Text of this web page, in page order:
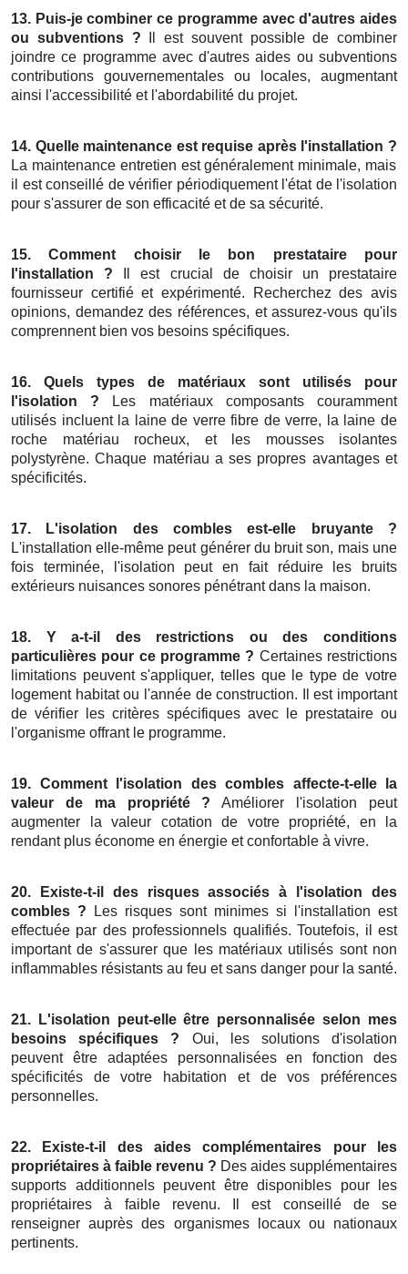
13. Puis-je combiner ce programme avec d'autres aides
ou subventions ? Il est souvent possible de combiner
joindre ce programme avec d'autres aides ou subventions
contributions gouvernementales ou locales, augmentant
ainsi l'accessibilité et l'abordabilité du projet.
14. Quelle maintenance est requise après l'installation ?
La maintenance entretien est généralement minimale, mais
il est conseillé de vérifier périodiquement l'état de l'isolation
pour s'assurer de son efficacité et de sa sécurité.
15. Comment choisir le bon prestataire pour
l'installation ? Il est crucial de choisir un prestataire
fournisseur certifié et expérimenté. Recherchez des avis
opinions, demandez des références, et assurez-vous qu'ils
comprennent bien vos besoins spécifiques.
16. Quels types de matériaux sont utilisés pour
l'isolation ? Les matériaux composants couramment
utilisés incluent la laine de verre fibre de verre, la laine de
roche matériau rocheux, et les mousses isolantes
polystyrène. Chaque matériau a ses propres avantages et
spécificités.
17. L'isolation des combles est-elle bruyante ?
L'installation elle-même peut générer du bruit son, mais une
fois terminée, l'isolation peut en fait réduire les bruits
extérieurs nuisances sonores pénétrant dans la maison.
18. Y a-t-il des restrictions ou des conditions
particulières pour ce programme ? Certaines restrictions
limitations peuvent s'appliquer, telles que le type de votre
logement habitat ou l'année de construction. Il est important
de vérifier les critères spécifiques avec le prestataire ou
l'organisme offrant le programme.
19. Comment l'isolation des combles affecte-t-elle la
valeur de ma propriété ? Améliorer l'isolation peut
augmenter la valeur cotation de votre propriété, en la
rendant plus économe en énergie et confortable à vivre.
20. Existe-t-il des risques associés à l'isolation des
combles ? Les risques sont minimes si l'installation est
effectuée par des professionnels qualifiés. Toutefois, il est
important de s'assurer que les matériaux utilisés sont non
inflammables résistants au feu et sans danger pour la santé.
21. L'isolation peut-elle être personnalisée selon mes
besoins spécifiques ? Oui, les solutions d'isolation
peuvent être adaptées personnalisées en fonction des
spécificités de votre habitation et de vos préférences
personnelles.
22. Existe-t-il des aides complémentaires pour les
propriétaires à faible revenu ? Des aides supplémentaires
supports additionnels peuvent être disponibles pour les
propriétaires à faible revenu. Il est conseillé de se
renseigner auprès des organismes locaux ou nationaux
pertinents.